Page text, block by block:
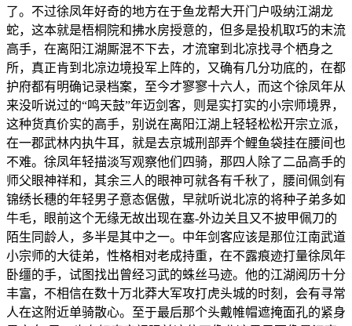
了。不过徐凤年好奇的地方在于鱼龙帮大开门户吸纳江湖龙
蛇，这本就是梧桐院和拂水房授意的，但多是投机取巧的末流
高手，在离阳江湖厮混不下去，才流窜到北凉找寻个栖身之
所，真正肯到北凉边境投军上阵的，又确有几分功底的，在都
护府都有明确记录档案，至今才寥寥十六人，而这个徐凤年从
来没听说过的“鸣天鼓”年迈剑客，则是实打实的小宗师境界，
这种货真价实的高手，别说在离阳江湖上轻轻松松开宗立派，
在一郡武林内执牛耳，就是去京城刑部弄个鲤鱼袋挂在腰间也
不难。徐凤年轻描淡写观察他们四骑，那四人除了二品高手的
师父眼神祥和，其余三人的眼神可就各有千秋了，腰间佩剑有
锦绣长穗的年轻男子意态倨傲，早就听说北凉的将种子弟多如
牛毛，眼前这个无缘无故出现在塞-外边关且又不披甲佩刀的
陌生同龄人，多半是其中之一。中年剑客应该是那位江南武道
小宗师的大徒弟，性格相对老成持重，在不露痕迹打量徐凤年
卧缰的手，试图找出曾经习武的蛛丝马迹。他的江湖阅历十分
丰富，不相信在数十万北莽大军攻打虎头城的时刻，会有寻常
人在这附近单骑散心。至于最后那个头戴帷帽遮掩面孔的紧身